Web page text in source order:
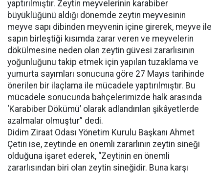
yaptırılmıştır. Zeytin meyvelerinin karabiber
büyüklüğünü aldığı dönemde zeytin meyvesinin
meyve sapı dibinden meyvenin içine girerek, meyve ile
sapın birleştiği kısımda zarar veren ve meyvelerin
dökülmesine neden olan zeytin güvesi zararlısının
yoğunluğunu takip etmek için yapılan tuzaklama ve
yumurta sayımları sonucuna göre 27 Mayıs tarihinde
önerilen bir ilaçlama ile mücadele yaptırılmıştır. Bu
mücadele sonucunda bahçelerimizde halk arasında
‘Karabiber Dökümü’ olarak adlandırılan şikâyetlerde
azalmalar olmuştur” dedi.
Didim Ziraat Odası Yönetim Kurulu Başkanı Ahmet
Çetin ise, zeytinde en önemli zararlının zeytin sineği
olduğuna işaret ederek, “Zeytinin en önemli
zararlısından biri olan zeytin sineğidir. Buna karşı